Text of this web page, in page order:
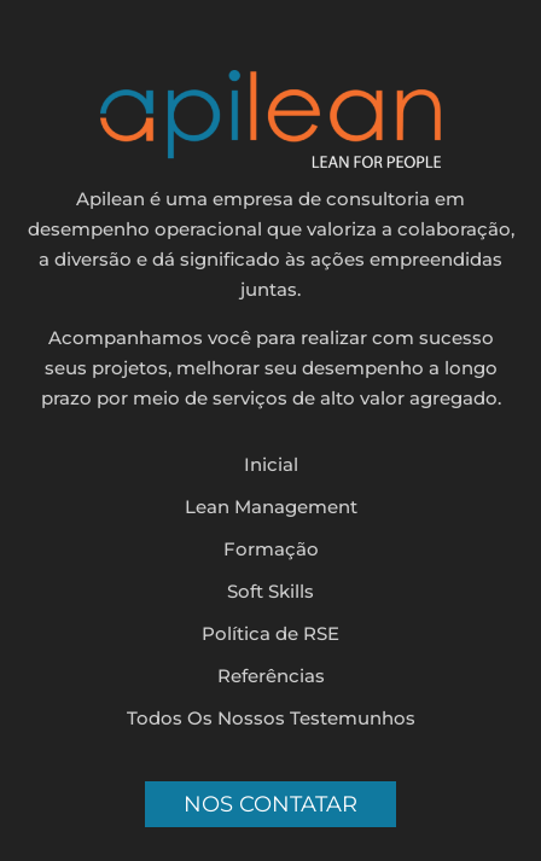
Apilean é uma empresa de consultoria em
desempenho operacional que valoriza a colaboração,
a diversão e dá significado às ações empreendidas
juntas.
Acompanhamos você para realizar com sucesso
seus projetos, melhorar seu desempenho a longo
prazo por meio de serviços de alto valor agregado.
Inicial
Lean Management
Formação
Soft Skills
Política de RSE
Referências
Todos Os Nossos Testemunhos
NOS CONTATAR